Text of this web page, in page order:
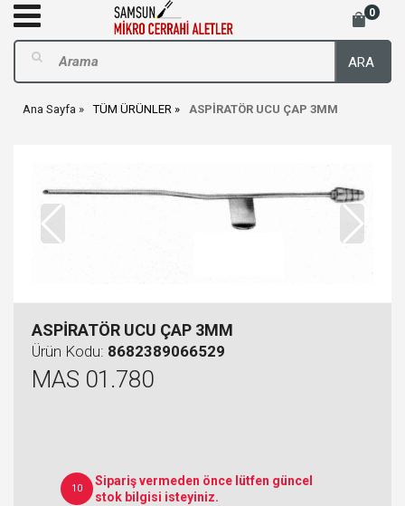
0
ARA
Ana Sayfa TÜM ÜRÜNLER ASPİRATÖR UCU ÇAP 3MM
ASPİRATÖR UCU ÇAP 3MM
Ürün Kodu: 8682389066529
MAS 01.780
10
Sipariş vermeden önce lütfen güncel
stok bilgisi isteyiniz.